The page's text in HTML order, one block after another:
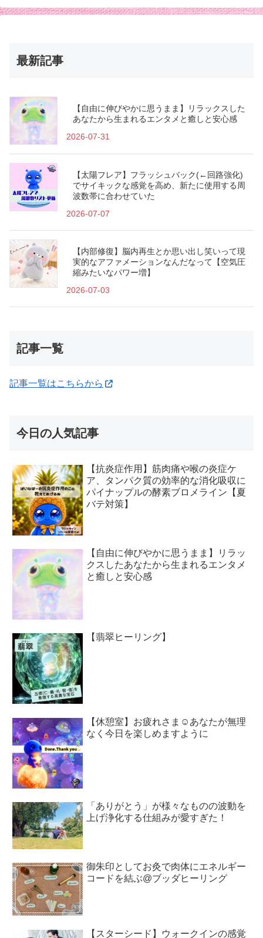
最新記事
【自由に伸びやかに思うまま】リラックスした
あなたから生まれるエンタメと癒しと安心感
2026-07-31
【太陽フレア】フラッシュバック(←回路強化)
でサイキックな感覚を高め、新たに使用する周
波数帯に合わせていた
2026-07-07
【内部修復】脳内再生とか思い出し笑いって現
実的なアファメーションなんだなって【空気圧
縮みたいなパワー増】
2026-07-03
記事一覧
記事一覧はこちらから
今日の人気記事
【抗炎症作用】筋肉痛や喉の炎症ケ
ア、タンパク質の効率的な消化吸収に
パイナップルの酵素ブロメライン【夏
バテ対策】
【自由に伸びやかに思うまま】リラッ
クスしたあなたから生まれるエンタメ
と癒しと安心感
【翡翠ヒーリング】
【休憩室】お疲れさま☺︎あなたが無理
なく今日を楽しめますように
「ありがとう」が様々なものの波動を
上げ浄化する仕組みが愛すぎた！
御朱印としてお灸で肉体にエネルギー
コードを結ぶ@ブッダヒーリング
【スターシード】ウォークインの感覚